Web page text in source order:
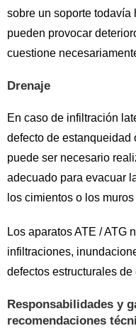
sobre un soporte todavía
pueden provocar
cuestione
Drenaje
En caso de infiltración
defecto de estanqueidad
puede ser necesario
adecuado para evacuar
los cimientos o los
Los aparatos ATE / ATG
infiltraciones,
defectos estructurales
Responsabilidades y
recomendaciones